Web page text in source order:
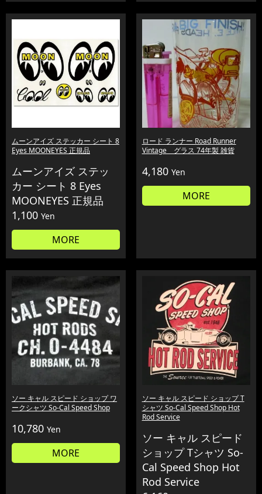
ムーンアイズ ステッカー シート 8
Eyes MOONEYES 正規品
ムーンアイズ ステッ
カー シート 8 Eyes
MOONEYES 正規品
1,100 Yen
MORE
ロード ランナー Road Runner
Vintage グラス 74年製 雑貨
4,180 Yen
MORE
ソー キャル スピード ショップ ワ
ークシャツ So-Cal Speed Shop
10,780 Yen
MORE
ソー キャル スピード ショップ T
シャツ So-Cal Speed Shop Hot
Rod Service
ソー キャル スピード
ショップ Tシャツ So-
Cal Speed Shop Hot
Rod Service